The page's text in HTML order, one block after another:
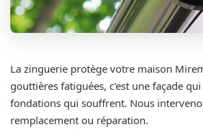
La zinguerie protège votre maison
gouttières fatiguées, c'est une façade
fondations qui souffrent. Nous
remplacement ou réparation.